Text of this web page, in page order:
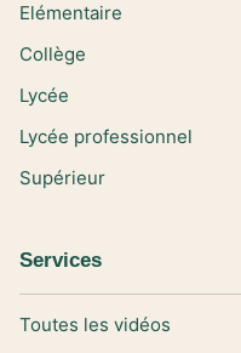
Elémentaire
Collège
Lycée
Lycée professionnel
Supérieur
Services
Toutes les vidéos